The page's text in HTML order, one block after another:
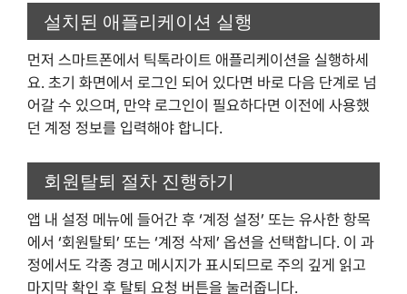
설치된 애플리케이션 실행
먼저 스마트폰에서 틱톡라이트 애플리케이션을 실행하세
요. 초기 화면에서 로그인 되어 있다면 바로 다음 단계로 넘
어갈 수 있으며, 만약 로그인이 필요하다면 이전에 사용했
던 계정 정보를 입력해야 합니다.
회원탈퇴 절차 진행하기
앱 내 설정 메뉴에 들어간 후 ‘계정 설정’ 또는 유사한 항목
에서 ‘회원탈퇴’ 또는 ‘계정 삭제’ 옵션을 선택합니다. 이 과
정에서도 각종 경고 메시지가 표시되므로 주의 깊게 읽고
마지막 확인 후 탈퇴 요청 버튼을 눌러줍니다.